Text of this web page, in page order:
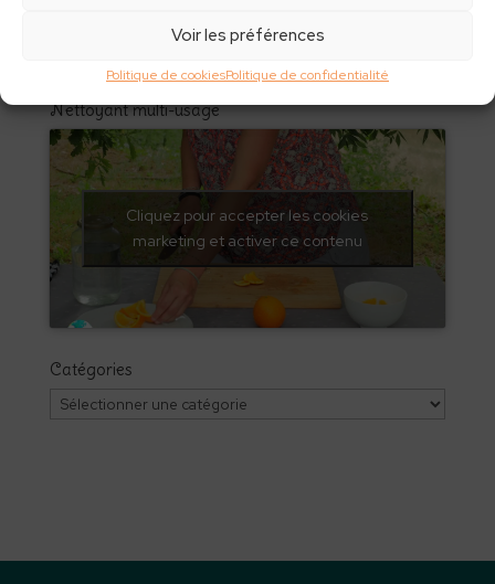
Voir les préférences
Politique de cookiesPolitique de confidentialité
Nettoyant multi-usage
Cliquez pour accepter les cookies
marketing et activer ce contenu
Catégories
Catégories